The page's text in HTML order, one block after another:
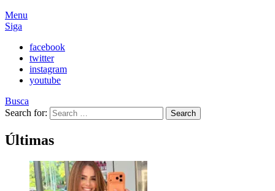
Menu
Siga
facebook
twitter
instagram
youtube
Busca
Search for:
Search
Últimas